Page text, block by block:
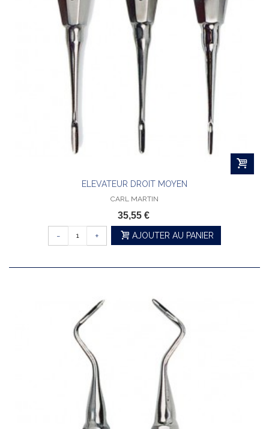
ELEVATEUR DROIT MOYEN
CARL MARTIN
35,55 €
- + AJOUTER AU PANIER